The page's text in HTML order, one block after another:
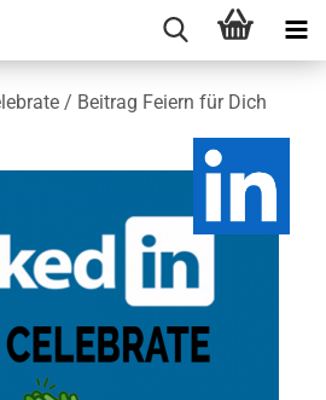
/ Bei­trag Fei­ern für Dich